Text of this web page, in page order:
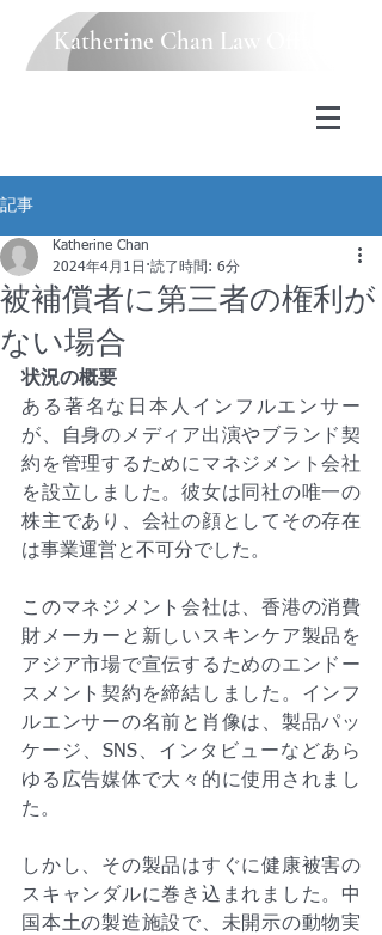
Katherine Chan Law Office
記事
被補償者に第三者の権利が
ない場合
Katherine Chan
2024年4月1日 読了時間: 6分
状況の概要
ある著名な日本人インフルエンサー
が、自身のメディア出演やブランド契
約を管理するためにマネジメント会社
を設立しました。彼女は同社の唯一の
株主であり、会社の顔としてその存在
は事業運営と不可分でした。
このマネジメント会社は、香港の消費
財メーカーと新しいスキンケア製品を
アジア市場で宣伝するためのエンドー
スメント契約を締結しました。インフ
ルエンサーの名前と肖像は、製品パッ
ケージ、SNS、インタビューなどあら
ゆる広告媒体で大々的に使用されまし
た。
しかし、その製品はすぐに健康被害の
スキャンダルに巻き込まれました。中
国本土の製造施設で、未開示の動物実